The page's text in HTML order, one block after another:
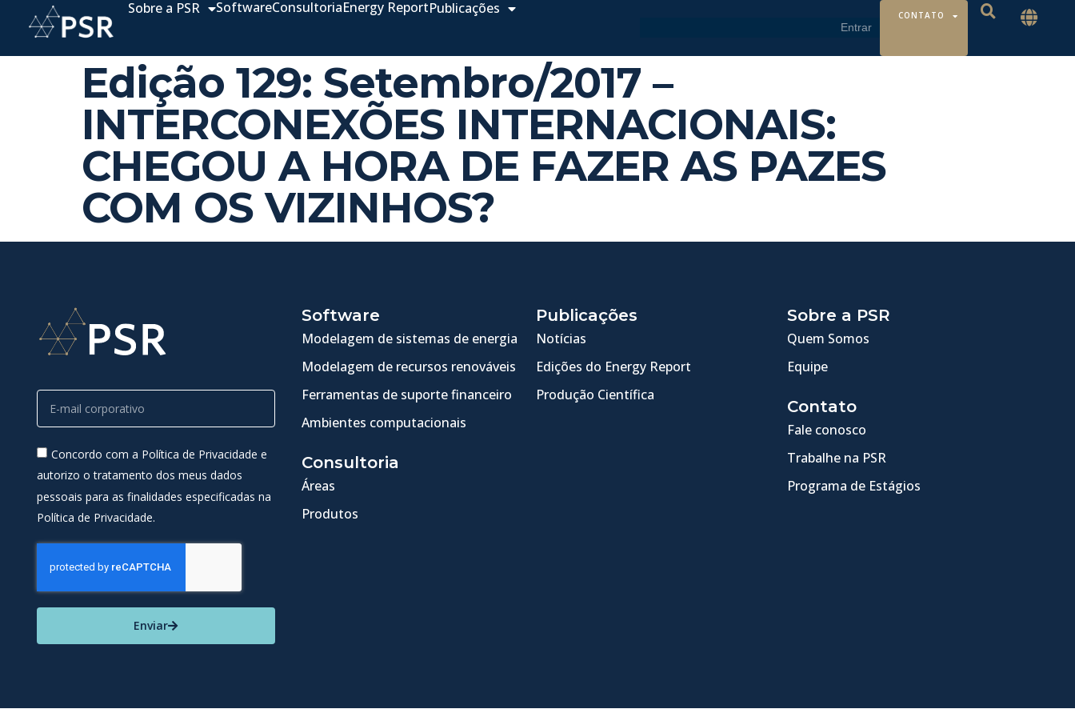
Sobre a PSR SoftwareConsultoriaEnergy ReportPublicações CONTATO
Edição 129: Setembro/2017 –
INTERCONEXÕES INTERNACIONAIS:
CHEGOU A HORA DE FAZER AS PAZES
COM OS VIZINHOS?
Concordo com a Política de Privacidade e
autorizo o tratamento dos meus dados
pessoais para as finalidades especificadas na
Política de Privacidade.
Enviar
Software
Modelagem de sistemas de energia
Modelagem de recursos renováveis
Ferramentas de suporte financeiro
Ambientes computacionais
Consultoria
Áreas
Produtos
Publicações
Notícias
Edições do Energy Report
Produção Científica
Sobre a PSR
Quem Somos
Equipe
Contato
Fale conosco
Trabalhe na PSR
Programa de Estágios